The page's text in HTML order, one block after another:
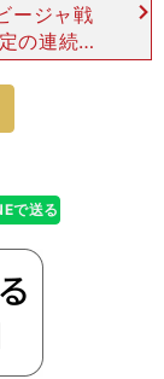
ージャ戦
の連続で
ルコント
はした
で送る